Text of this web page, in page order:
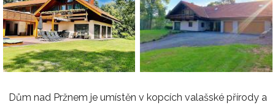
Dům nad Pržnem je umístěn v kopcích valašské přírody a